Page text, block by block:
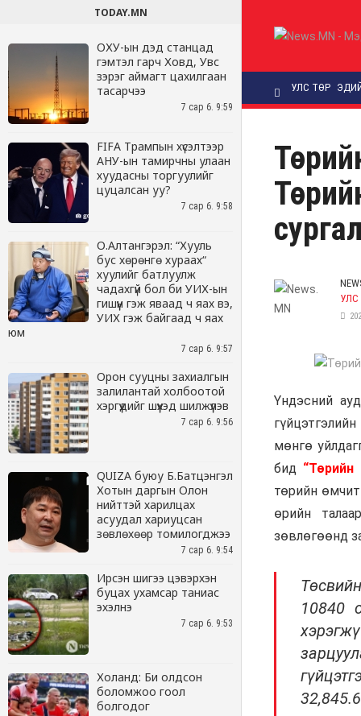
TODAY.MN
ОХУ-ын дэд станцад
гэмтэл гарч Ховд, Увс
зэрэг аймагт цахилгаан
тасарчээ
7 сар 6. 9:59
FIFA Трампын хүсэлтээр
АНУ-ын тамирчны улаан
хуудасны торгуулийг
цуцалсан уу?
7 сар 6. 9:58
О.Алтангэрэл: “Хууль
бус хөрөнгө хураах“
хуулийг батлуулж
чадахгүй бол би УИХ-ын
гишүүн гэж яваад ч яах вэ,
УИХ гэж байгаад ч яах
юм
7 сар 6. 9:57
Орон сууцны захиалгын
залилантай холбоотой
хэргүүдийг шүүхэд шилжүүлэв
7 сар 6. 9:56
QUIZA буюу Б.Батцэнгэл
Хотын даргын Олон
нийттэй харилцах
асуудал хариуцсан
зөвлөхөөр томилогджээ
7 сар 6. 9:54
Ирсэн шигээ цэвэрхэн
буцах ухамсар таниас
эхэлнэ
7 сар 6. 9:53
Холанд: Би олдсон
боломжоо гоол
болгодог